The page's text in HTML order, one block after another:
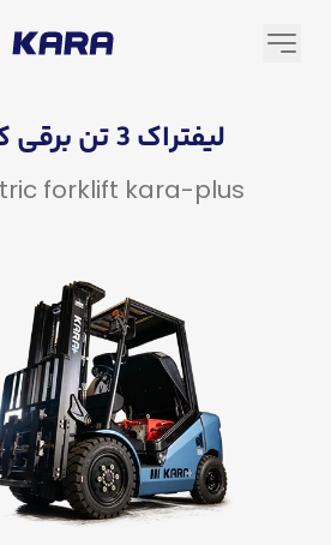
لیفتراک 3 تن برقی کارا پلاس
forklift kara-plus